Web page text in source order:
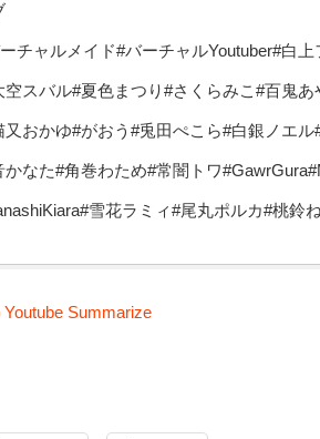
チャルメイド#バーチャルYoutuber#白
空スバル#夏色まつり#さくらみこ#百鬼
又おかゆ#がおう#兎田ぺこら#白銀ノエ
かなた#角巻わため#常闇トワ
雪花ラミィ#尾丸ポルカ#桃鈴
Youtube Summarize